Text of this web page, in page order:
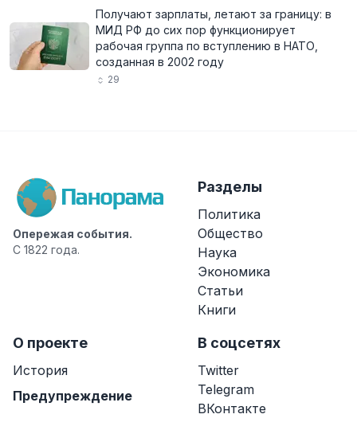
Получают зарплаты, летают за границу: в
МИД РФ до сих пор функционирует
рабочая группа по вступлению в НАТО,
созданная в 2002 году
29
Опережая события.
С 1822 года.
Разделы
Политика
Общество
Наука
Экономика
Статьи
Книги
О проекте
История
Предупреждение
В соцсетях
Twitter
Telegram
ВКонтакте